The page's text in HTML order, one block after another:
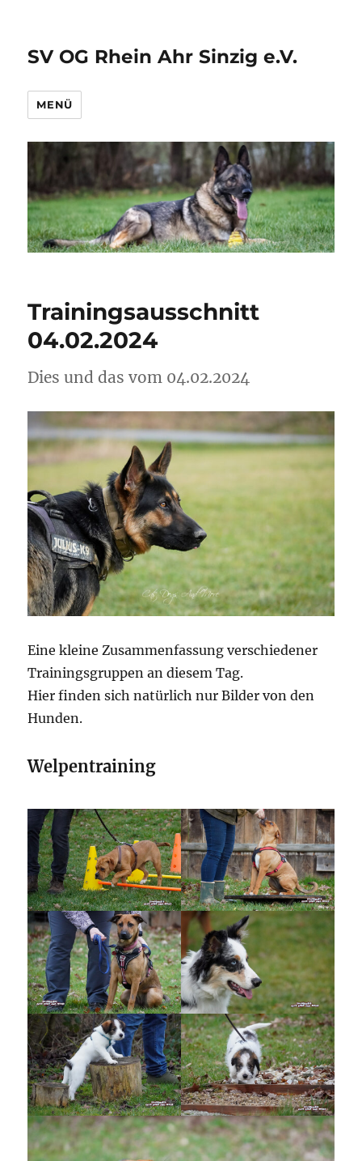
SV OG Rhein Ahr Sinzig e.V.
MENÜ
Trainingsausschnitt
04.02.2024
Dies und das vom 04.02.2024
Eine kleine Zusammenfassung verschiedener
Trainingsgruppen an diesem Tag.
Hier finden sich natürlich nur Bilder von den
Hunden.
Welpentraining